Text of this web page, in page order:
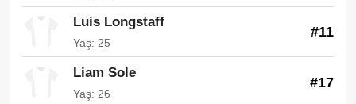
Luis Longstaff
Yaş: 25
#11
Liam Sole
Yaş: 26
#17